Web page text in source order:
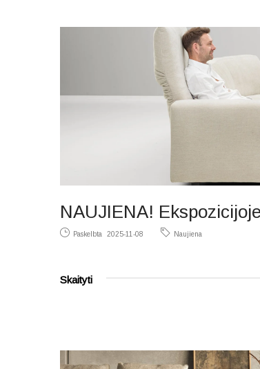
NAUJIENA!
Paskelbta 2025-11-08 Naujiena
Skaityti